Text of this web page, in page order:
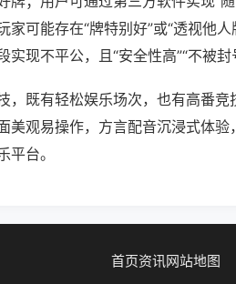
家可能存在“牌特别好”或“透视他
现不平公，且“安全性高”“不被封
，既有轻松娱乐场次，也有高番
美观易操作，方言配音沉浸式体验
平台。
首页资讯网站地图